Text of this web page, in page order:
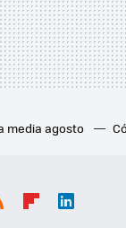
media agosto